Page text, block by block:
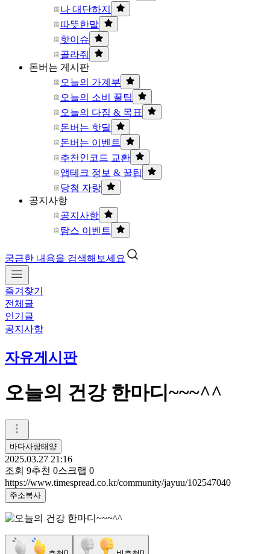
나 대단하지
따뜻한말
핫이슈
골라줘
돈버는 게시판
오늘의 가계부
오늘의 소비 꿀팁
오늘의 다짐 & 목표
돈버는 핫딜
돈버는 이벤트
추천인코드 교환
앱테크 정보 & 꿀팁
당첨 자랑
공지사항
공지사항
탐스 이벤트
궁금한 내용을 검색해보세요
즐겨찾기
전체글
인기글
공지사항
자유게시판
오늘의 건강 한마디~~~^^
바다사랑태양
2025.03.27 21:16
조회 9추천 0스크랩 0
https://www.timespread.co.kr/community/jayuu/102547040
주소복사